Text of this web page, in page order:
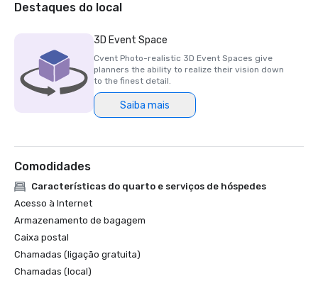
Destaques do local
3D Event Space
Cvent Photo-realistic 3D Event Spaces give
planners the ability to realize their vision down
to the finest detail.
Saiba mais
Comodidades
Características do quarto e serviços de hóspedes
Acesso à Internet
Armazenamento de bagagem
Caixa postal
Chamadas (ligação gratuita)
Chamadas (local)